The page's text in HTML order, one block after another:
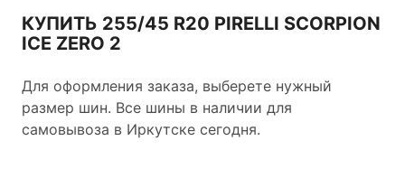
КУПИТЬ 255/45 R20 PIRELLI SCORPION
ICE ZERO 2
Для оформления заказа, выберете нужный
размер шин. Все шины в наличии для
самовывоза в Иркутске сегодня.